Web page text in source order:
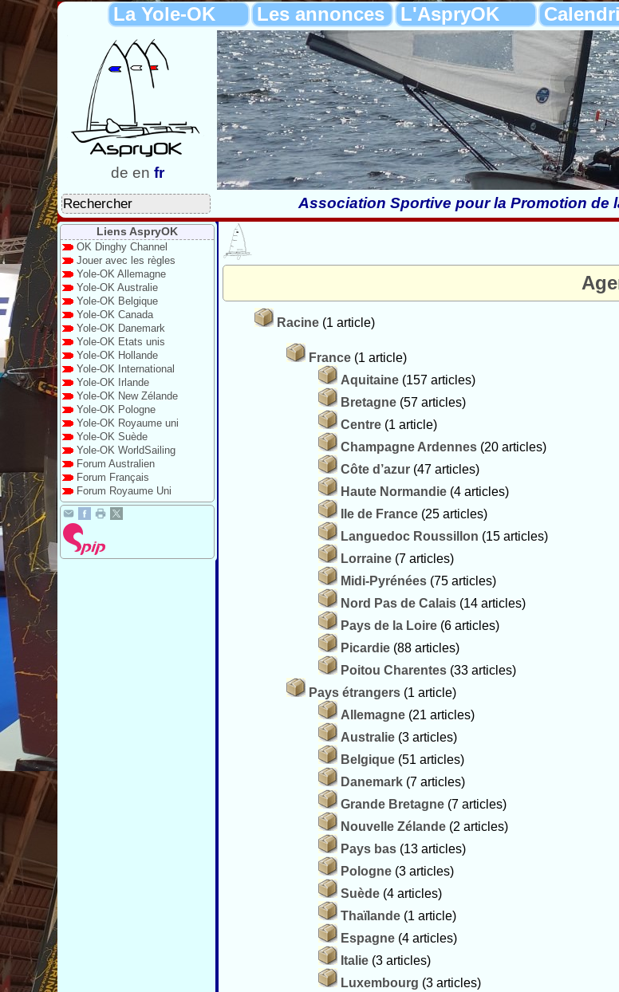
La Yole-OK Les annonces L'AspryOK
de en fr
Association Sportive pour la Promotion de
Liens AspryOK
OK Dinghy Channel
Jouer avec les règles
Yole-OK Allemagne
Yole-OK Australie
Yole-OK Belgique
Yole-OK Canada
Yole-OK Danemark
Yole-OK Etats unis
Yole-OK Hollande
Yole-OK International
Yole-OK Irlande
Yole-OK New Zélande
Yole-OK Pologne
Yole-OK Royaume uni
Yole-OK Suède
Yole-OK WorldSailing
Forum Australien
Forum Français
Forum Royaume Uni
Racine (1 article)
France (1 article)
Aquitaine (157 articles)
Bretagne (57 articles)
Centre (1 article)
Champagne Ardennes (20 articles)
Côte d’azur (47 articles)
Haute Normandie (4 articles)
Ile de France (25 articles)
Languedoc Roussillon (15 articles)
Lorraine (7 articles)
Midi-Pyrénées (75 articles)
Nord Pas de Calais (14 articles)
Pays de la Loire (6 articles)
Picardie (88 articles)
Poitou Charentes (33 articles)
Pays étrangers (1 article)
Allemagne (21 articles)
Australie (3 articles)
Belgique (51 articles)
Danemark (7 articles)
Grande Bretagne (7 articles)
Nouvelle Zélande (2 articles)
Pays bas (13 articles)
Pologne (3 articles)
Suède (4 articles)
Thaïlande (1 article)
Espagne (4 articles)
Italie (3 articles)
Luxembourg (3 articles)